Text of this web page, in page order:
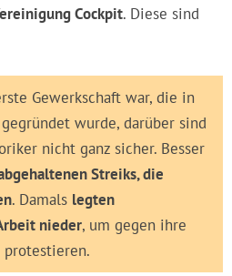
Cockpit. Diese sind
Gewerkschaft war, die in
wurde, darüber sind
nicht ganz sicher. Besser
Streiks, die
. Damals legten
nieder, um gegen ihre
protestieren.